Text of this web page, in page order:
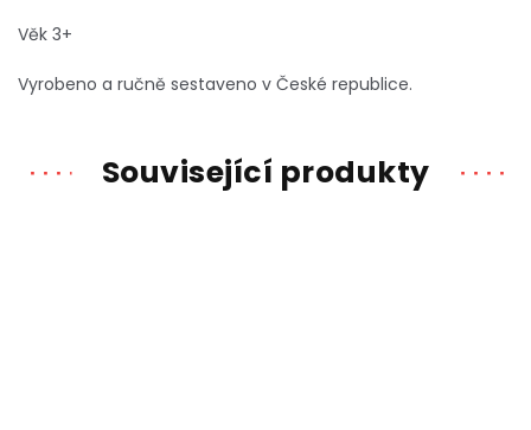
Věk 3+
Vyrobeno a ručně sestaveno v České republice.
Související produkty